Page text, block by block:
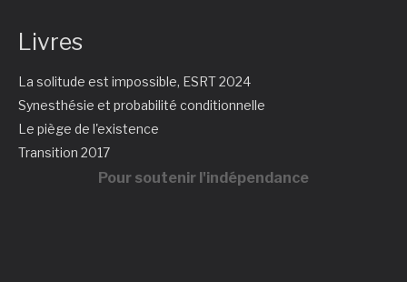
Livres
La solitude est impossible, ESRT 2024
Synesthésie et probabilité conditionnelle
Le piège de l'existence
Transition 2017
Pour soutenir l'indépendance